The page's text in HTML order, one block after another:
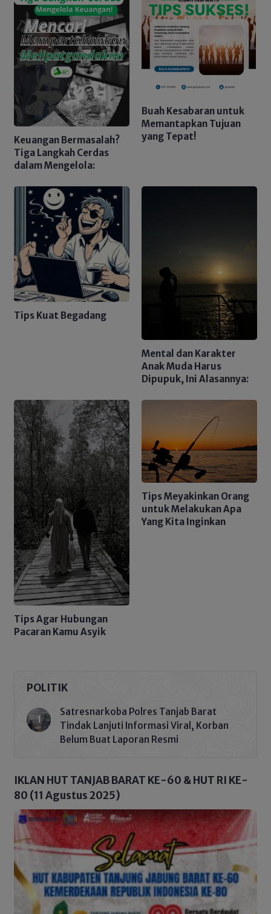
Keuangan Bermasalah?
Tiga Langkah Cerdas
dalam Mengelola:
Buah Kesabaran untuk
Memantapkan Tujuan
yang Tepat!
Tips Kuat Begadang
Mental dan Karakter
Anak Muda Harus
Dipupuk, Ini Alasannya:
Tips Agar Hubungan
Pacaran Kamu Asyik
Tips Meyakinkan Orang
untuk Melakukan Apa
Yang Kita Inginkan
POLITIK
Satresnarkoba Polres Tanjab Barat
Tindak Lanjuti Informasi Viral, Korban
Belum Buat Laporan Resmi
IKLAN HUT TANJAB BARAT KE-60 & HUT RI KE-
80 (11 Agustus 2025)